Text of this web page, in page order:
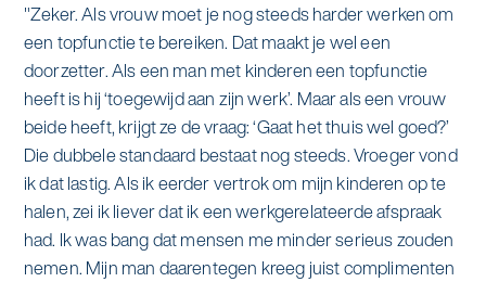
"Zeker. Als vrouw moet je nog steeds harder werken om
een topfunctie te bereiken. Dat maakt je wel een
doorzetter. Als een man met kinderen een topfunctie
heeft is hij ‘toegewijd aan zijn werk’. Maar als een vrouw
beide heeft, krijgt ze de vraag: ‘Gaat het thuis wel goed?’
Die dubbele standaard bestaat nog steeds. Vroeger vond
ik dat lastig. Als ik eerder vertrok om mijn kinderen op te
halen, zei ik liever dat ik een werkgerelateerde afspraak
had. Ik was bang dat mensen me minder serieus zouden
nemen. Mijn man daarentegen kreeg juist complimenten